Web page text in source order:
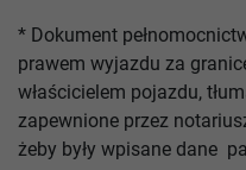
* Dokument
prawem wyjazdu za
właścicielem pojazdu,
zapewnione przez
żeby były wpisane dane